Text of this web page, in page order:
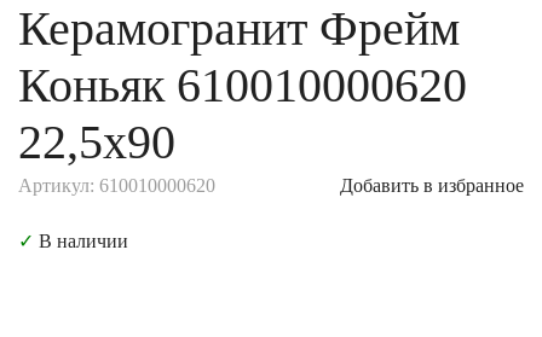
Керамогранит Фрейм
Коньяк 610010000620
22,5x90
Артикул: 610010000620 Добавить в избранное
✓ В наличии